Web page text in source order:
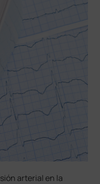
arterial en la